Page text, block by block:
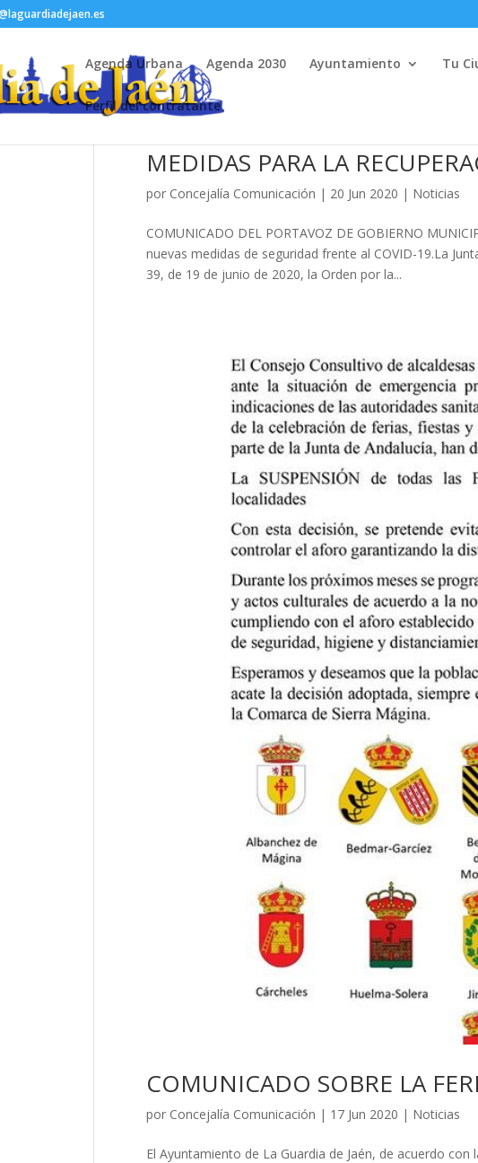
Agenda Urbana Agenda 2030 Ayuntamiento Tu
Perfil del contratante
MEDIDAS PARA LA
por Concejalía Comunicación | 20 Jun 2020 | Noticias
COMUNICADO DEL PORTAVOZ DE GOBIERNO
nuevas medidas de seguridad frente al COVID-19.La
39, de 19 de junio de 2020, la Orden por la...
COMUNICADO SOBRE LA
por Concejalía Comunicación | 17 Jun 2020 | Noticias
El Ayuntamiento de La Guardia de Jaén, de acuerdo